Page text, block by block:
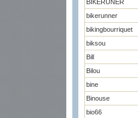
BIKERUNER
bikerunner
bikingbourriquet
biksou
Bill
Bilou
bine
Binouse
bio66